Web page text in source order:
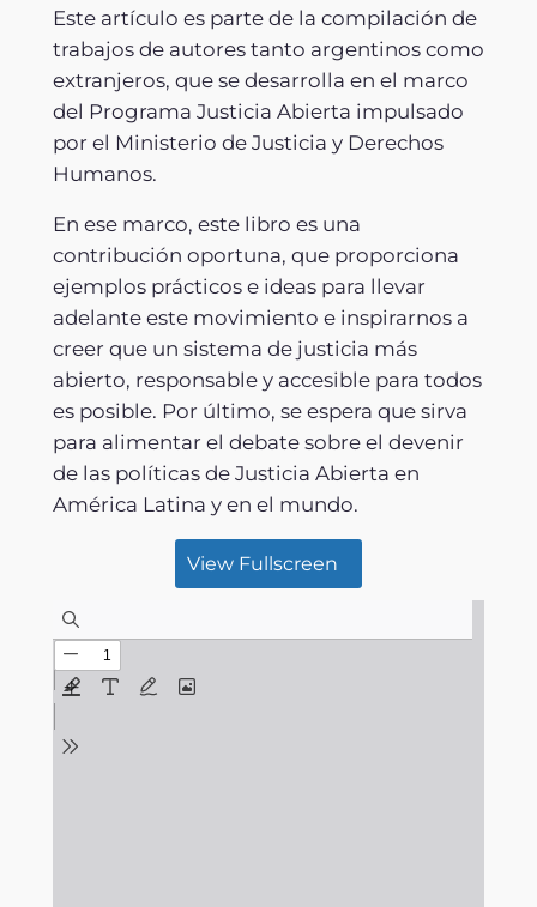
Este artículo es parte de la compilación de
trabajos de autores tanto argentinos como
extranjeros, que se desarrolla en el marco
del Programa Justicia Abierta impulsado
por el Ministerio de Justicia y Derechos
Humanos.
En ese marco, este libro es una
contribución oportuna, que proporciona
ejemplos prácticos e ideas para llevar
adelante este movimiento e inspirarnos a
creer que un sistema de justicia más
abierto, responsable y accesible para todos
es posible. Por último, se espera que sirva
para alimentar el debate sobre el devenir
de las políticas de Justicia Abierta en
América Latina y en el mundo.
View Fullscreen